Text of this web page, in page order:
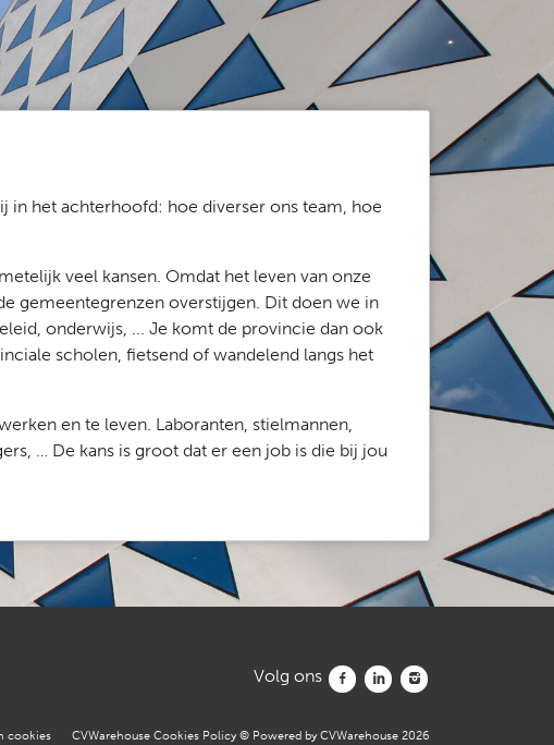
in het achterhoofd: hoe diverser ons team, hoe
veel kansen. Omdat het leven van onze
gemeentegrenzen overstijgen. Dit doen we in
onderwijs, ... Je komt de provincie dan ook
scholen, fietsend of wandelend langs het
en te leven. Laboranten, stielmannen,
… De kans is groot dat er een job is die bij jou
Volg ons Volg ons facebook
Volg ons linkedin
Volg ons instagram
cookies CVWarehouse Cookies Policy© Powered byCVWarehouse 2026